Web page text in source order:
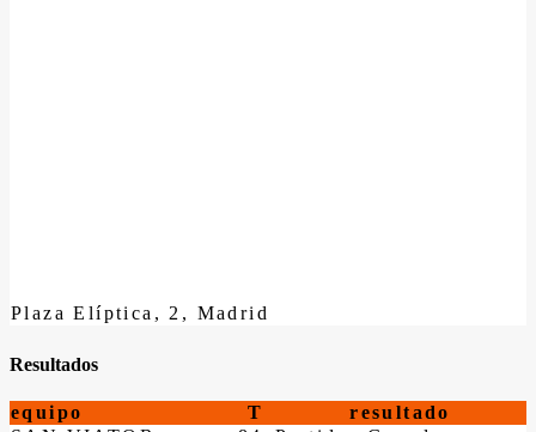
Plaza Elíptica, 2, Madrid
Resultados
equipo T
resultado